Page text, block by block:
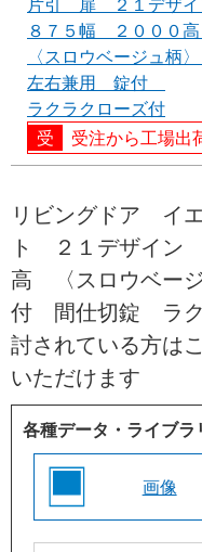
８７５幅 ２０００
〈スロウベージュ柄
左右兼用 錠付
ラクラクローズ付
受注から工場出
リビングドア イ
ト ２１デザイン
高 〈スロウベー
付 間仕切錠 ラク
討されている方は
いただけます
各種データ・ライブラ
画像